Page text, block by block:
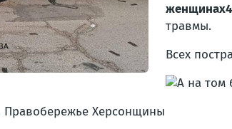
женщинах
травмы.
Всех